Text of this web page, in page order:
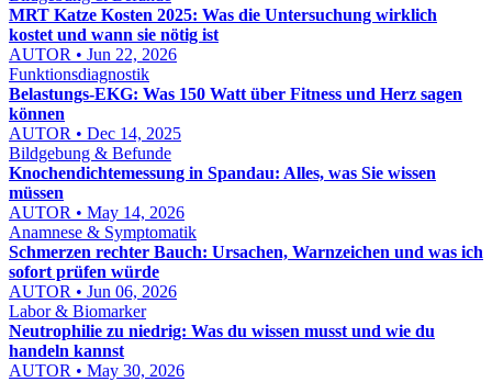
MRT Katze Kosten 2025: Was die Untersuchung wirklich
kostet und wann sie nötig ist
AUTOR • Jun 22, 2026
Funktionsdiagnostik
Belastungs-EKG: Was 150 Watt über Fitness und Herz sagen
können
AUTOR • Dec 14, 2025
Bildgebung & Befunde
Knochendichtemessung in Spandau: Alles, was Sie wissen
müssen
AUTOR • May 14, 2026
Anamnese & Symptomatik
Schmerzen rechter Bauch: Ursachen, Warnzeichen und was ich
sofort prüfen würde
AUTOR • Jun 06, 2026
Labor & Biomarker
Neutrophilie zu niedrig: Was du wissen musst und wie du
handeln kannst
AUTOR • May 30, 2026